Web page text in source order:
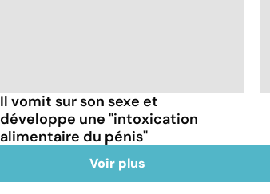
Il vomit sur son sexe et
développe une "intoxication
alimentaire du pénis"
Voir plus